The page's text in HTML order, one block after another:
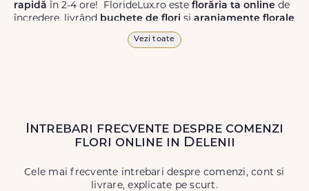
rapidă în 2-4 ore! FlorideLux.ro este florăria ta online de
încredere, livrând buchete de flori și aranjamente florale
de calitate superioară în Delenii și în toată România.
Livrăm buchete de florichiar și în weekend, pentru ca tu
să poți adresa un gest frumos atunci când ai nevoie.
Vezi toate
Intrebari frecvente despre comenzi
flori online in Delenii
Cele mai frecvente intrebari despre comenzi, cont si
livrare, explicate pe scurt.